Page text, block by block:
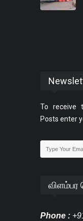
To receive
Posts enter
விளம்பர
Phone :